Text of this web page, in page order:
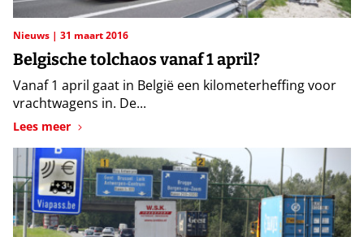
Nieuws 31 maart 2016
Belgische tolchaos vanaf 1 april?
Vanaf 1 april gaat in België een kilometerheffing voor
vrachtwagens in. De...
Lees meer